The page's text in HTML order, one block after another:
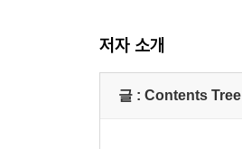
저자 소개
글 : Contents Tree